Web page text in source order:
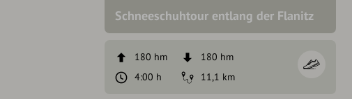
Schneeschuhtour entlang der Flanitz
180 hm
180 hm
4:00 h
11,1 km